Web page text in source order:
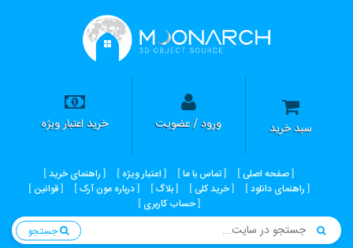
سبد خرید ورود / عضویت خرید اعتبار ویژه
صفحه اصلی تماس با ما اعتبار ویژه
راهنمای خرید
راهنمای دانلود
خرید کلی بلاگ درباره مون آرک
قوانین
حساب کاربری